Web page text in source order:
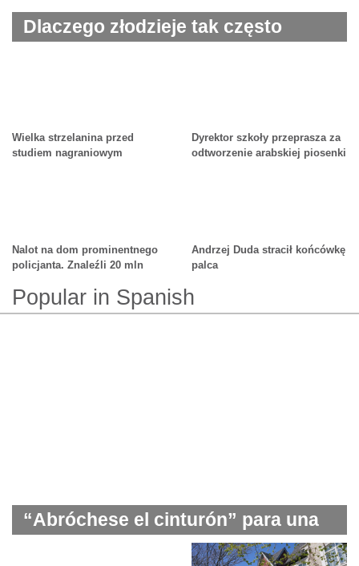
Dlaczego złodzieje tak często
Wielka strzelanina przed
studiem nagraniowym
Dyrektor szkoły przeprasza za
odtworzenie arabskiej piosenki
Nalot na dom prominentnego
policjanta. Znaleźli 20 mln
Andrzej Duda stracił końcówkę
palca
Popular in Spanish
“Abróchese el cinturón” para una
segunda presidencia de Trump, le